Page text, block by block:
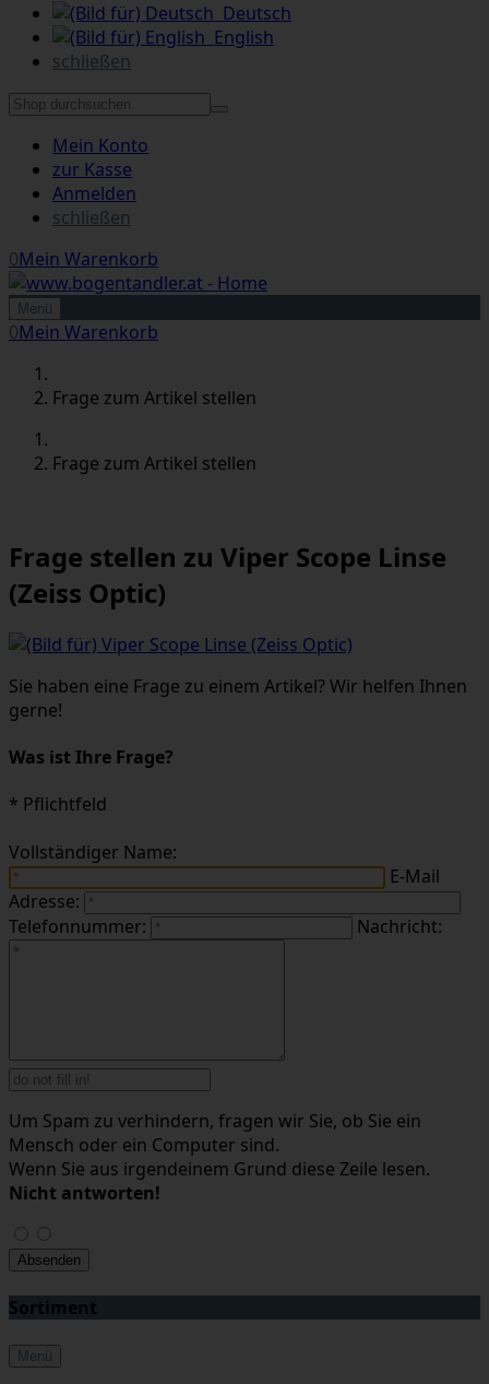
Deutsch
English
schließen
Mein Konto
zur Kasse
Anmelden
schließen
0Mein Warenkorb
Menü
0Mein Warenkorb
Frage zum Artikel stellen
Frage zum Artikel stellen
Frage stellen zu Viper Scope Linse
(Zeiss Optic)
Sie haben eine Frage zu einem Artikel? Wir helfen Ihnen
gerne!
Was ist Ihre Frage?
* Pflichtfeld
Vollständiger Name:
E-Mail
Adresse:
Telefonnummer:
Nachricht:
Um Spam zu verhindern, fragen wir Sie, ob Sie ein
Mensch oder ein Computer sind.
Wenn Sie aus irgendeinem Grund diese Zeile lesen.
Nicht antworten!
Sortiment
Menü